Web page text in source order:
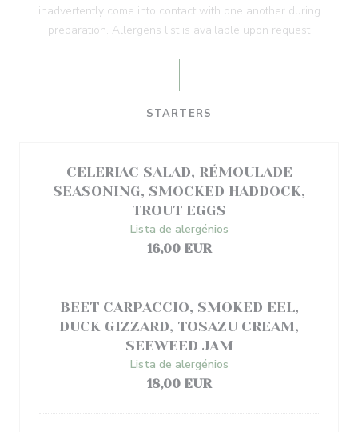
inadvertently come into contact with one another during
preparation. Allergens list is available upon request
STARTERS
CELERIAC SALAD, RÉMOULADE
SEASONING, SMOCKED HADDOCK,
TROUT EGGS
Lista de alergénios
16,00 EUR
BEET CARPACCIO, SMOKED EEL,
DUCK GIZZARD, TOSAZU CREAM,
SEEWEED JAM
Lista de alergénios
18,00 EUR